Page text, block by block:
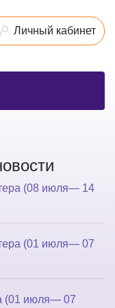
Личный кабинет
(08 июля— 14
(01 июля— 07
(01 июля— 07